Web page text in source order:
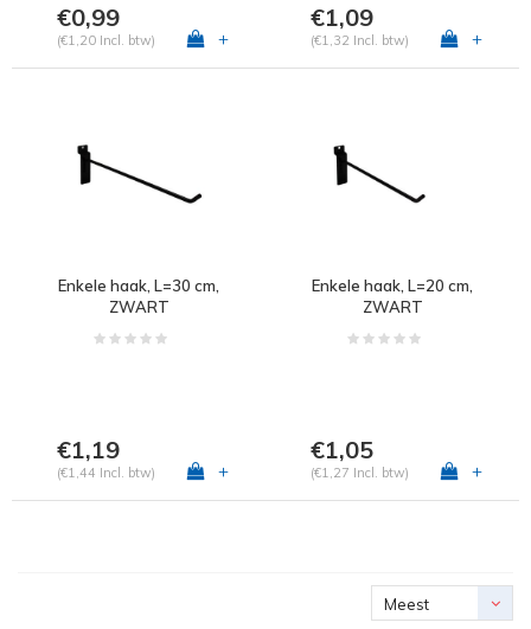
€0,99
(€1,20 Incl. btw) +
€1,09
(€1,32 Incl. btw) +
Enkele haak, L=30 cm,
ZWART
€1,19
(€1,44 Incl. btw) +
Enkele haak, L=20 cm,
ZWART
€1,05
(€1,27 Incl. btw) +
Meest